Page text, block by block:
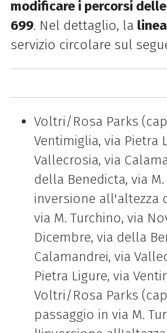
modificare i percorsi
699. Nel dettaglio, la
servizio circolare sul
Voltri/Rosa Parks
Ventimiglia, via Pietra
Vallecrosia, via
della Benedicta, via
inversione all'altezza
via M. Turchino, via
Dicembre, via della
Calamandrei, via
Pietra Ligure, via
Voltri/Rosa Parks
passaggio in via M.